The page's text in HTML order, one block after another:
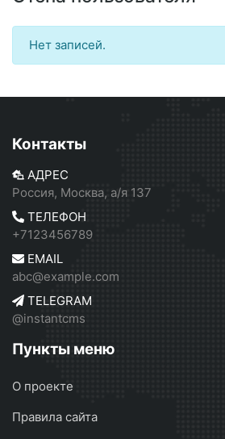
Нет записей.
Контакты
АДРЕС
Россия, Москва, а/я 137
ТЕЛЕФОН
+7123456789
EMAIL
abc@example.com
TELEGRAM
@instantcms
Пункты меню
О проекте
Правила сайта